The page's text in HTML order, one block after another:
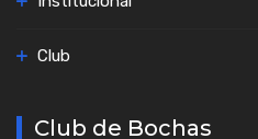
Club
Club de Bochas